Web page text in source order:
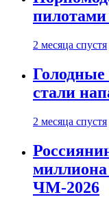
пилотами
2 месяца спустя
стали
2 месяца спустя
миллиона
ЧМ-2026